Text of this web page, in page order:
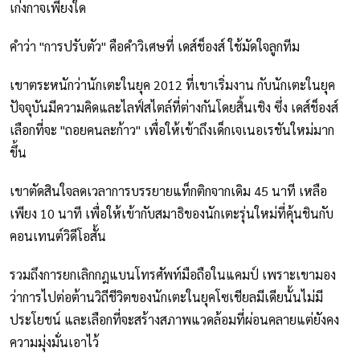
เก่งกาจเพียงใด
คำว่า "การปรับตัว" คือคำวิเศษที่ เดส์ช็องส์ ใช้มัดใจลูกทีม
เขาตระหนักว่านักเตะในยุค 2012 ที่เขาเริ่มงาน กับนักเตะในยุค
ปัจจุบันมีความคิดและไลฟ์สไตล์ที่ต่างกันโดยสิ้นเชิง ซึ่ง เดส์ช็องส์
เลือกที่จะ "ถอยคนละก้าว" เพื่อให้เข้าถึงเด็กเจเนอเรชันใหม่มาก
ขึ้น
เขาตัดสินใจลดเวลาการบรรยายแท็กติกจากเดิม 45 นาที เหลือ
เพียง 10 นาที เพื่อให้เข้ากับสมาธิของนักเตะรุ่นใหม่ที่คุ้นชินกับ
คอนเทนต์วิดีโอสั้น
รวมถึงการยกเลิกกฎแบนโทรศัพท์มือถือในแคมป์ เพราะเขามอง
ว่าการไปต่อต้านวิถีชีวิตของนักเตะในยุคโซเชียลมีเดียนั้นไม่มี
ประโยชน์ และเลือกที่จะสร้างสภาพแวดล้อมที่ผ่อนคลายแต่ยังคง
ความมุ่งมั่นเอาไว้